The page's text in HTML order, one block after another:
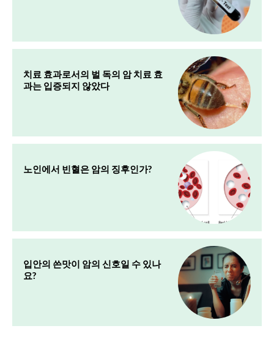
치료 효과로서의 벌 독의 암 치료 효
과는 입증되지 않았다
노인에서 빈혈은 암의 징후인가?
입안의 쓴맛이 암의 신호일 수 있나
요?